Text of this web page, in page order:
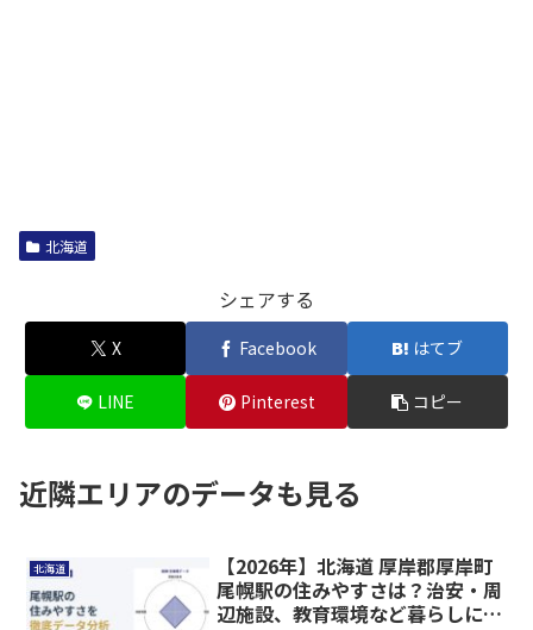
北海道
シェアする
X Facebook はてブ
LINE Pinterest コピー
近隣エリアのデータも見る
北海道
【2026年】北海道 厚岸郡厚岸町
尾幌駅の住みやすさは？治安・周
辺施設、教育環境など暮らしに関